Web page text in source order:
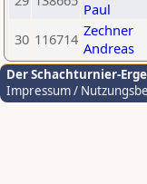
Paul
30 116714 Zechner
Andreas
Der Schachturnier-
Impressum /